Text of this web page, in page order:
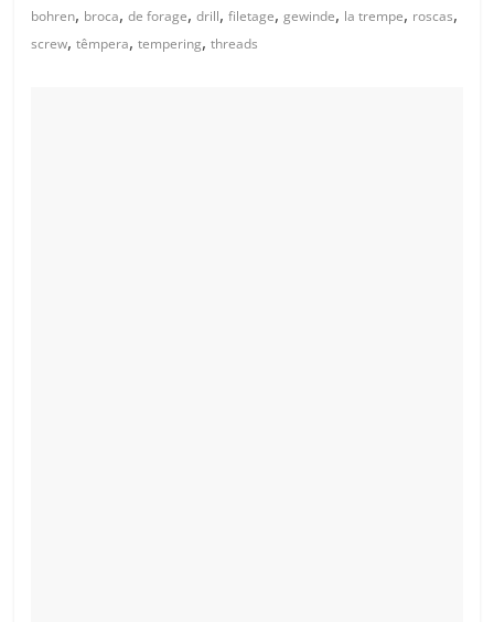
bohren, broca,de forage,drill,filetage,gewinde, la trempe, roscas,
screw,têmpera,tempering,threads